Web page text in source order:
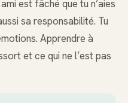
est fâché que tu n’aies
sa responsabilité. Tu
Apprendre à
et ce qui ne l’est pas